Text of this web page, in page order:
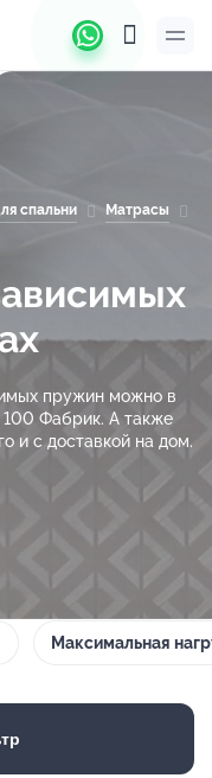
спальни Матрасы
пружин можно в
Фабрик. А также
и с доставкой на дом.
Максимальная